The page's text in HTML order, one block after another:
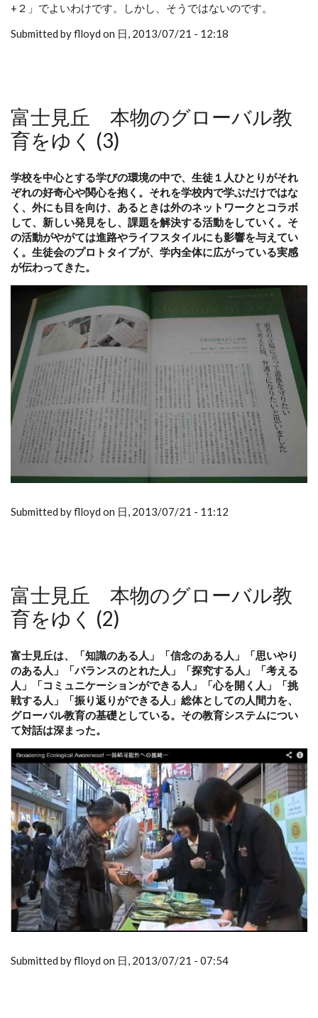
+２」でよいわけです。しかし、そうではないのです。
Submitted by flloyd on 日, 2013/07/21 - 12:18
富士見丘 本物のグローバル教
育をゆく (3)
学校を中心とする学びの環境の中で、生徒１人ひとりがそれ
ぞれの好奇心や関心を抱く。それを学校内で学ぶだけではな
く、外にも目を向け、あるときは外のネットワークとコラボ
して、新しい発見をし、課題を解決する活動をしていく。そ
の活動がやがては進路やライフスタイルにも影響を与えてい
く。生徒会のプロトタイプが、学内全体に広がっている実感
が伝わってきた。
Submitted by flloyd on 日, 2013/07/21 - 11:12
富士見丘 本物のグローバル教
育をゆく (2)
富士見丘は、「知識のある人」「信念のある人」「思いやり
のある人」「バランスのとれた人」「探究する人」「考える
人」「コミュニケーションができる人」「心を開く人」「挑
戦する人」「振り返りができる人」総体としての人間力を、
グローバル教育の基礎としている。その教育システムについ
て対話は深まった。
Submitted by flloyd on 日, 2013/07/21 - 07:54